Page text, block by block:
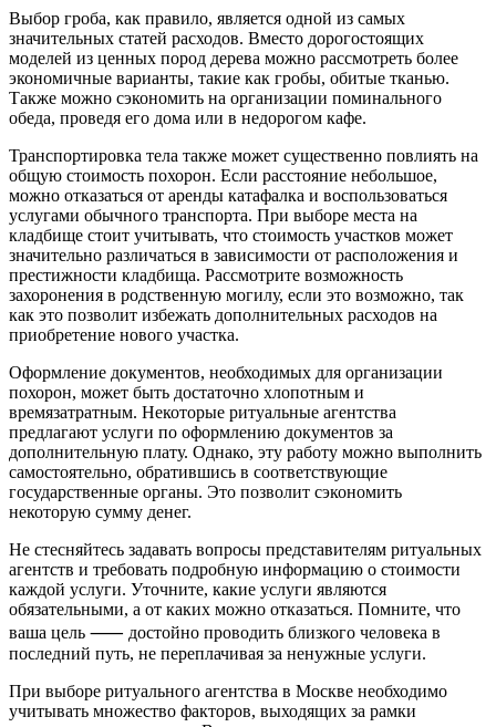
Выбор гроба, как правило, является одной из самых
значительных статей расходов. Вместо дорогостоящих
моделей из ценных пород дерева можно рассмотреть более
экономичные варианты, такие как гробы, обитые тканью.
Также можно сэкономить на организации поминального
обеда, проведя его дома или в недорогом кафе.
Транспортировка тела также может существенно повлиять на
общую стоимость похорон. Если расстояние небольшое,
можно отказаться от аренды катафалка и воспользоваться
услугами обычного транспорта. При выборе места на
кладбище стоит учитывать, что стоимость участков может
значительно различаться в зависимости от расположения и
престижности кладбища. Рассмотрите возможность
захоронения в родственную могилу, если это возможно, так
как это позволит избежать дополнительных расходов на
приобретение нового участка.
Оформление документов, необходимых для организации
похорон, может быть достаточно хлопотным и
времязатратным. Некоторые ритуальные агентства
предлагают услуги по оформлению документов за
дополнительную плату. Однако, эту работу можно выполнить
самостоятельно, обратившись в соответствующие
государственные органы. Это позволит сэкономить
некоторую сумму денег.
Не стесняйтесь задавать вопросы представителям ритуальных
агентств и требовать подробную информацию о стоимости
каждой услуги. Уточните, какие услуги являются
обязательными, а от каких можно отказаться. Помните, что
ваша цель ⸺ достойно проводить близкого человека в
последний путь, не переплачивая за ненужные услуги.
При выборе ритуального агентства в Москве необходимо
учитывать множество факторов, выходящих за рамки